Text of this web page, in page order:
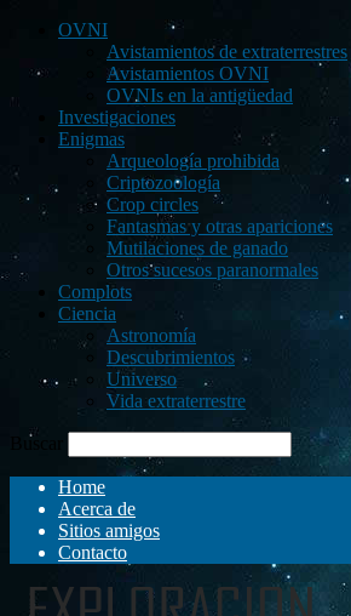
OVNI
Avistamientos de extraterrestres
Avistamientos OVNI
OVNIs en la antigüedad
Investigaciones
Enigmas
Arqueología prohibida
Criptozoología
Crop circles
Fantasmas y otras apariciones
Mutilaciones de ganado
Otros sucesos paranormales
Complots
Ciencia
Astronomía
Descubrimientos
Universo
Vida extraterrestre
Buscar
Home
Acerca de
Sitios amigos
Contacto